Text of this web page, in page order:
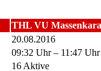
THL VU
20.08.2016
09:32 Uhr – 11:47 Uhr
16 Aktive